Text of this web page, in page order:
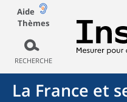
Aide
Thèmes
RECHERCHE
La France et